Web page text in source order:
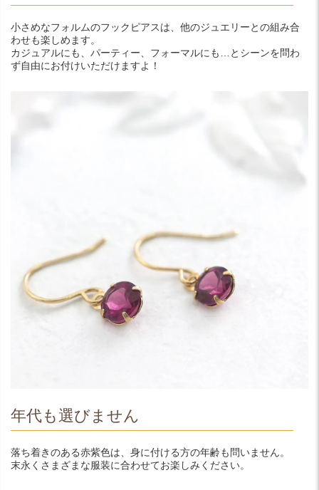
小さめなフォルムのフックピアスは、他のジュエリーとの組み合
わせも楽しめます。
カジュアルにも、パーティー、フォーマルにも…とシーンを問わ
ず自由にお付けいただけますよ！
年代も選びません
落ち着きのある赤紫色は、身に付ける方の年齢も問いません。
末永くさまざまな服装に合わせてお楽しみください。